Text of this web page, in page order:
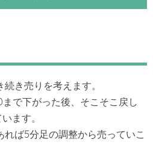
き売りを考えます。
で下がった後、そこそこ戻し
ます。
ば5分足の調整から売っていこ